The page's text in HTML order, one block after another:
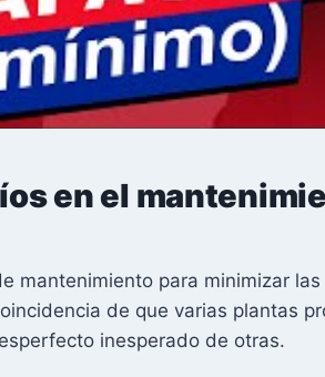
en el
mantenimiento para minimizar
de que varias plantas
inesperado de otras.